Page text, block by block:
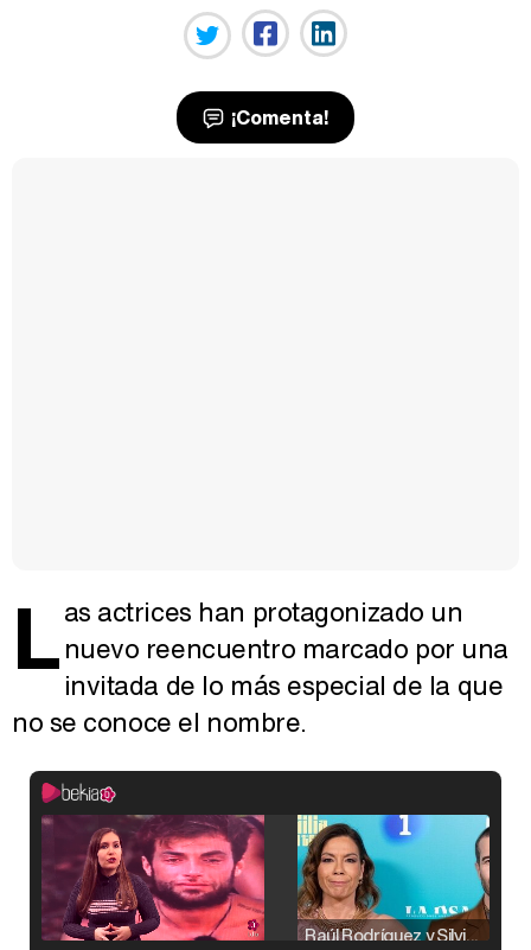
¡Comenta!
Las actrices han protagonizado un
nuevo reencuentro marcado por una
invitada de lo más especial de la que
no se conoce el nombre.
Raúl Rodríguez y Silvia Taulés nos cuentan su papel en 'La familia de la tele'